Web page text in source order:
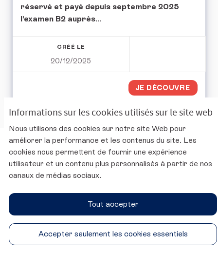
Informations sur les cookies utilisés sur le site web
Nous utilisons des cookies sur notre site Web pour
améliorer la performance et les contenus du site. Les
cookies nous permettent de fournir une expérience
utilisateur et un contenu plus personnalisés à partir de nos
canaux de médias sociaux.
Tout accepter
Accepter seulement les cookies essentiels
réservé et payé depuis septembre 2025
l’examen B2 auprès...
CRÉÉ LE
20/12/2025
JE DÉCOUVRE
Charte d'utilisation de la plateforme
Mentions légales
Conditions générales d'utilisation
Paramètres des cookies
SUIVEZ-NOUS
Conseil économique, social et environnemental sur Twitter
Conseil économique, social et environnemental sur
Conseil économique, social et
Conseil économique, social et